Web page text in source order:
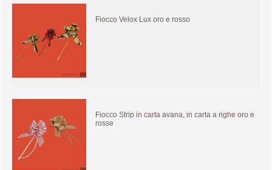
Fiocco Velox Lux oro e rosso
Fiocco Strip in carta avana, in carta a righe oro e
rosse